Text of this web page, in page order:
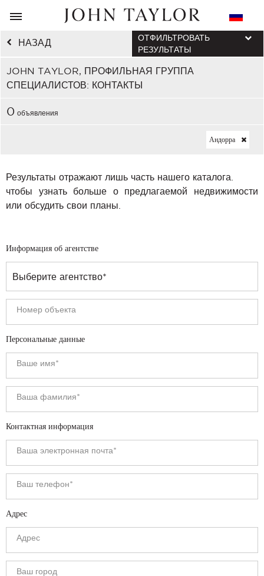
НАЗАД
JOHN TAYLOR, ПРОФИЛЬНАЯ ГРУППА
СПЕЦИАЛИСТОВ: КОНТАКТЫ
ОТФИЛЬТРОВАТЬ
РЕЗУЛЬТАТЫ
0 объявления
Андорра
Результаты отражают лишь часть нашего каталога.
чтобы узнать больше о предлагаемой недвижимости
или обсудить свои планы.
Информация об агентстве
Персональные данные
Контактная информация
Адрес